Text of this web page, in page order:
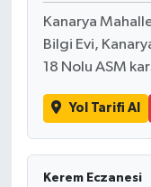
Kanarya
Bilgi Evi,
18 Nolu ASM
Yol Tarifi Al
Kerem Eczanesi